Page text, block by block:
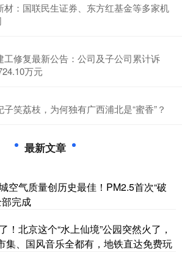
材：国联民生证券、东方红基金等多家机
工修复最新公告：公司及子公司累计诉
万元
笑荔枝，为何独有广西浦北是“蜜香”？
最新文章
空气质量创历史最佳！PM2.5首次“破
完成
！北京这个“水上仙境”公园突然火了，
集、国风音乐全都有，地铁直达免费玩